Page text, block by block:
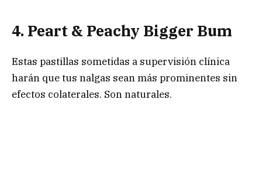
4. Peart & Peachy Bigger Bum
Estas pastillas sometidas a supervisión clínica
harán que tus nalgas sean más prominentes sin
efectos colaterales. Son naturales.